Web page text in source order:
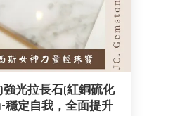
強光拉長石(紅銅硫化
穩定自我，全面提升